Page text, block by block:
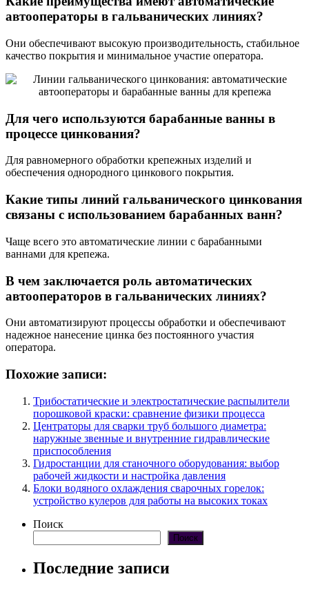
автооператоры в гальванических линиях?
Они обеспечивают высокую производительность, стабильное
качество покрытия и минимальное участие оператора.
Для чего используются барабанные ванны в
процессе цинкования?
Для равномерного обработки крепежных изделий и
обеспечения однородного цинкового покрытия.
Какие типы линий гальванического цинкования
связаны с использованием барабанных ванн?
Чаще всего это автоматические линии с барабанными
ваннами для крепежа.
В чем заключается роль автоматических
автооператоров в гальванических линиях?
Они автоматизируют процессы обработки и обеспечивают
надежное нанесение цинка без постоянного участия
оператора.
Похожие записи:
Трибостатические и электростатические распылители
порошковой краски: сравнение физики процесса
Центраторы для сварки труб большого диаметра:
наружные звенные и внутренние гидравлические
приспособления
Гидростанции для станочного оборудования: выбор
рабочей жидкости и настройка давления
Блоки водяного охлаждения сварочных горелок:
устройство кулеров для работы на высоких токах
Поиск
Поиск
Последние записи